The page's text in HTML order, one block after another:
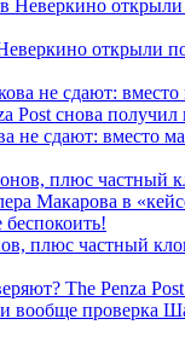
открыли
не сдают: вместо
плюс частный